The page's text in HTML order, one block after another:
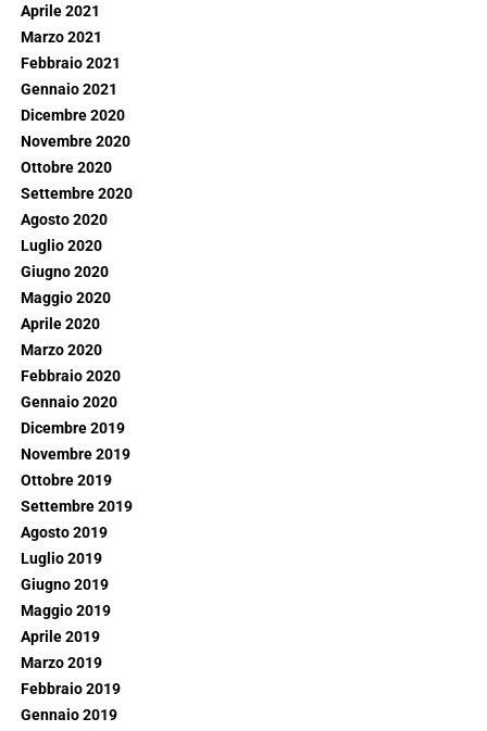
Aprile 2021
Marzo 2021
Febbraio 2021
Gennaio 2021
Dicembre 2020
Novembre 2020
Ottobre 2020
Settembre 2020
Agosto 2020
Luglio 2020
Giugno 2020
Maggio 2020
Aprile 2020
Marzo 2020
Febbraio 2020
Gennaio 2020
Dicembre 2019
Novembre 2019
Ottobre 2019
Settembre 2019
Agosto 2019
Luglio 2019
Giugno 2019
Maggio 2019
Aprile 2019
Marzo 2019
Febbraio 2019
Gennaio 2019